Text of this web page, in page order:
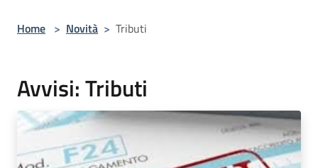
Home > Novità > Tributi
Avvisi: Tributi